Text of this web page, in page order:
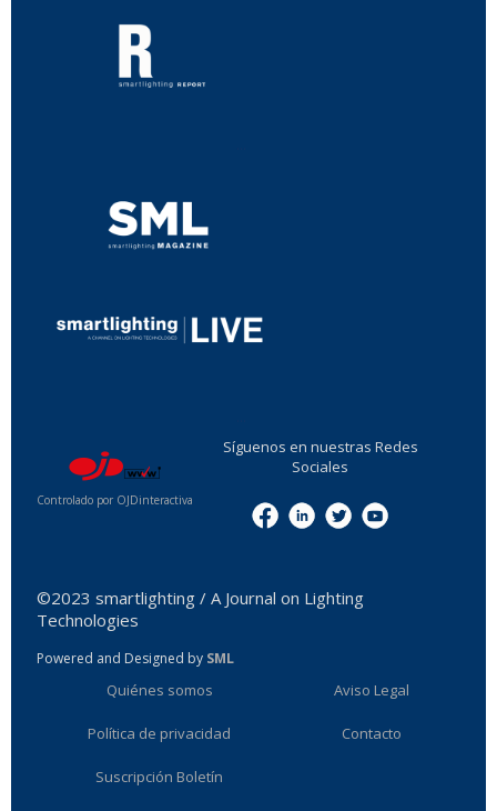
Controlado por OJDinteractiva
Síguenos en nuestras Redes
Sociales
©2023 smartlighting / A Journal on Lighting
Technologies
Powered and Designed by SML
Quiénes somos Aviso Legal
Política de privacidad Contacto
Suscripción Boletín